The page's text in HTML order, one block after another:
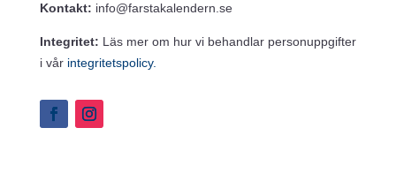
Kontakt: info@farstakalendern.se
Integritet: Läs mer om hur vi behandlar personuppgifter
i vår integritetspolicy.